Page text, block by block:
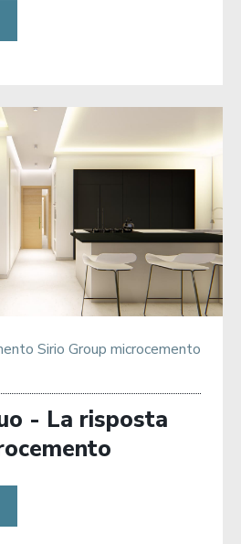
Sirio Group microcemento
- La risposta